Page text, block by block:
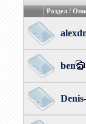
Раздел /
ben